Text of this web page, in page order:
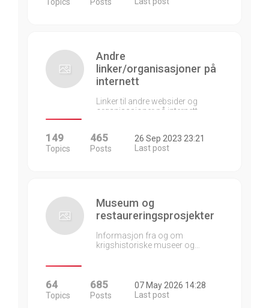
Andre
linker/organisasjoner på
internett
Linker til andre websider og
organisasjoner på internett…
149
Topics
465
Posts
26 Sep 2023 23:21
Last post
Museum og
restaureringsprosjekter
Informasjon fra og om
krigshistoriske museer og…
64
Topics
685
Posts
07 May 2026 14:28
Last post